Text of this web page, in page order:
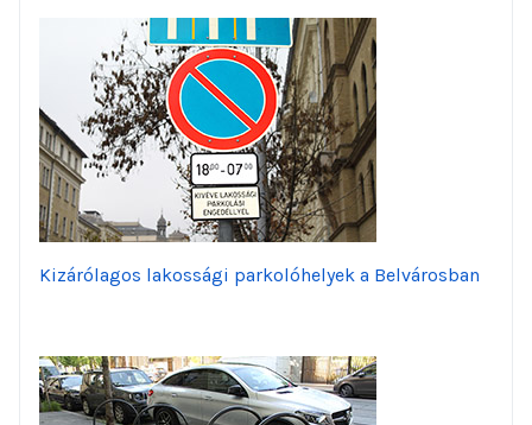
Kizárólagos lakossági parkolóhelyek a Belvárosban